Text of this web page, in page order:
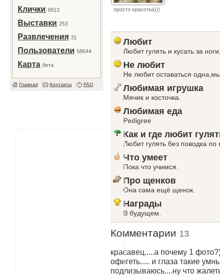
Клички 9913
Выставки 253
Развлечения 31
Пользователи 58644
Карта бета
Главная Контакты FAQ
просто красотка)))
Любит
Любит гулять и кусать за
Не любит
Не любит оставаться
Любимая игрушка
Мячик и косточка.
Любимая еда
Pedigree
Как и где любит
Любит гулять без поводка по
Что умеет
Пока что учимся.
Про щенков
Она сама ещё щенок.
Награды
В будущем.
Комментарии 13
красавец.....а почему 1
офигеть..... и глаза такие
подлизываюсь....ну что